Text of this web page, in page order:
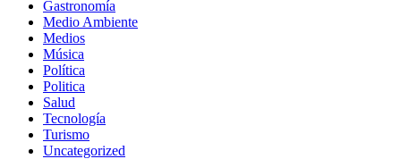
Gastronomía
Medio Ambiente
Medios
Música
Política
Politica
Salud
Tecnología
Turismo
Uncategorized